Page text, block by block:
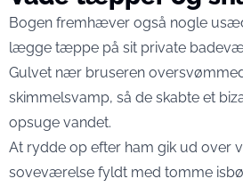
Bogen fremhæver også nogle
lægge tæppe på sit private
Gulvet nær bruseren
skimmelsvamp, så de skabte et
opsuge vandet.
At rydde op efter ham gik ud over
soveværelse fyldt med tomme